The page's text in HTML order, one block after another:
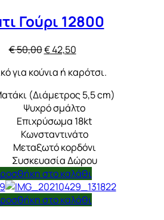
Γούρι 12800
€50,00Original
was:
€ 50,00.
€42,50Η
τιμή
είναι:
€ 42,50.
για κούνια ή καρότσι.
(Διάμετρος 5,5 cm)
Ψυχρό σμάλτο
Επιχρύσωμα 18kt
Κωνσταντινάτο
Μεταξωτό κορδόνι
Συσκευασία Δώρου
στο καλάθι
στο καλάθι